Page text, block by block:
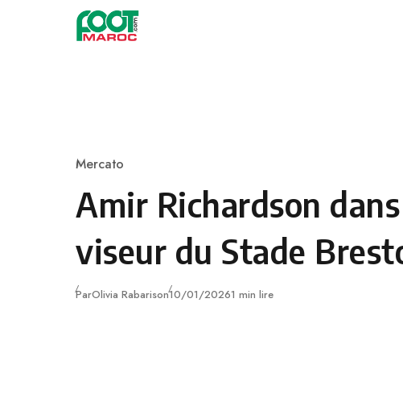
Skip to content
Category
Mercato
Amir Richardson
viseur du Stade
ParOlivia RabarisonPublié
10/01/20261 min lire